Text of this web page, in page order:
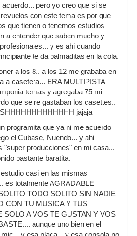
acuerdo... pero yo creo que si se
con este tema es por que
que tienen o tenemos estudios
a entender que saben mucho y
y es ahi cuando
te da palmaditas en la cola.
a los 8.. a los 12 me grababa en
a casetera... ERA MULTIPISTA
temas y agregaba 75 mil
que se re gastaban los casettes..
jajaja
programita que ya ni me acuerdo
el Cubase, Nuendo... y ahi
"super producciones" en mi casa...
bastante baratita.
casi en las mismas
es totalmente AGRADABLE
TODO SOLITO SIN NADIE
CON TU MUSICA Y TUS
SOLO A VOS TE GUSTAN Y VOS
aunque uno bien en el